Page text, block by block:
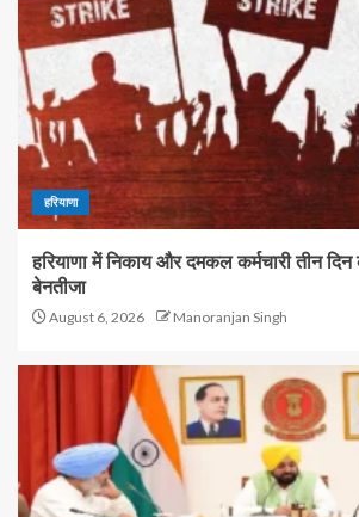
हरियाणा
हरियाणा में निकाय और दमकल कर्मचारी तीन दिन
बेनतीजा
August 6, 2026 Manoranjan Singh